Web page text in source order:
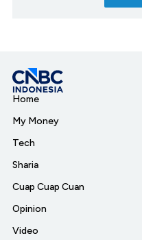
Home
My Money
Tech
Sharia
Cuap Cuap Cuan
Opinion
Video